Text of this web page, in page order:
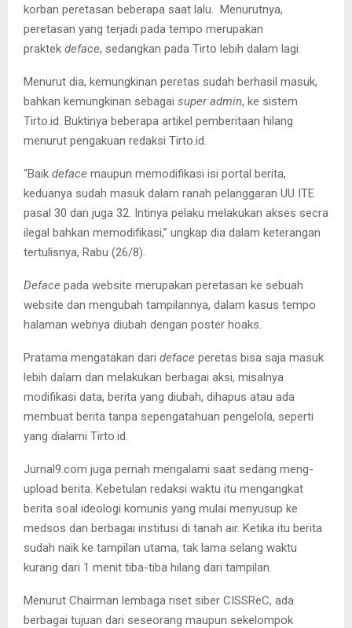
korban peretasan beberapa saat lalu. Menurutnya,
peretasan yang terjadi pada tempo merupakan
praktek deface, sedangkan pada Tirto lebih dalam lagi.
Menurut dia, kemungkinan peretas sudah berhasil masuk,
bahkan kemungkinan sebagai super admin, ke sistem
Tirto.id. Buktinya beberapa artikel pemberitaan hilang
menurut pengakuan redaksi Tirto.id.
“Baik deface maupun memodifikasi isi portal berita,
keduanya sudah masuk dalam ranah pelanggaran UU ITE
pasal 30 dan juga 32. Intinya pelaku melakukan akses secra
ilegal bahkan memodifikasi,” ungkap dia dalam keterangan
tertulisnya, Rabu (26/8).
Deface pada website merupakan peretasan ke sebuah
website dan mengubah tampilannya, dalam kasus tempo
halaman webnya diubah dengan poster hoaks.
Pratama mengatakan dari deface peretas bisa saja masuk
lebih dalam dan melakukan berbagai aksi, misalnya
modifikasi data, berita yang diubah, dihapus atau ada
membuat berita tanpa sepengatahuan pengelola, seperti
yang dialami Tirto.id.
Jurnal9.com juga pernah mengalami saat sedang meng-
upload berita. Kebetulan redaksi waktu itu mengangkat
berita soal ideologi komunis yang mulai menyusup ke
medsos dan berbagai institusi di tanah air. Ketika itu berita
sudah naik ke tampilan utama, tak lama selang waktu
kurang dari 1 menit tiba-tiba hilang dari tampilan.
Menurut Chairman lembaga riset siber CISSReC, ada
berbagai tujuan dari seseorang maupun sekelompok